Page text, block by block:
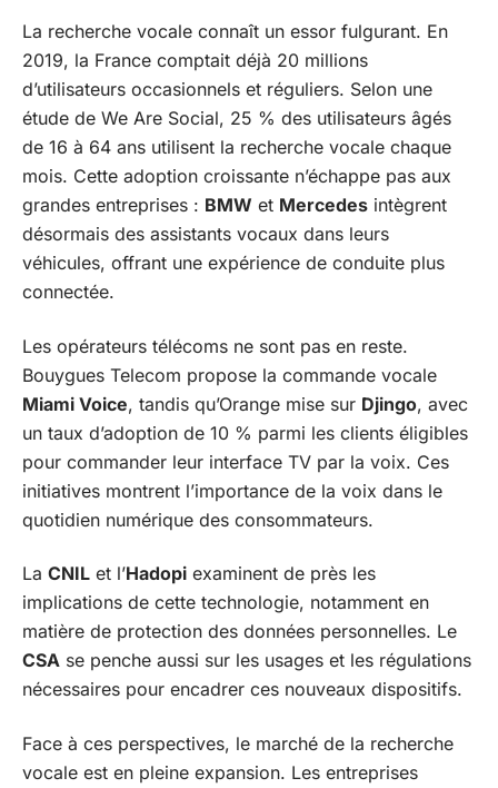
La recherche vocale connaît un essor fulgurant. En
2019, la France comptait déjà 20 millions
d’utilisateurs occasionnels et réguliers. Selon une
étude de We Are Social, 25 % des utilisateurs âgés
de 16 à 64 ans utilisent la recherche vocale chaque
mois. Cette adoption croissante n’échappe pas aux
grandes entreprises : BMW et Mercedes intègrent
désormais des assistants vocaux dans leurs
véhicules, offrant une expérience de conduite plus
connectée.
Les opérateurs télécoms ne sont pas en reste.
Bouygues Telecom propose la commande vocale
Miami Voice, tandis qu’Orange mise sur Djingo, avec
un taux d’adoption de 10 % parmi les clients éligibles
pour commander leur interface TV par la voix. Ces
initiatives montrent l’importance de la voix dans le
quotidien numérique des consommateurs.
La CNIL et l’Hadopi examinent de près les
implications de cette technologie, notamment en
matière de protection des données personnelles. Le
CSA se penche aussi sur les usages et les régulations
nécessaires pour encadrer ces nouveaux dispositifs.
Face à ces perspectives, le marché de la recherche
vocale est en pleine expansion. Les entreprises